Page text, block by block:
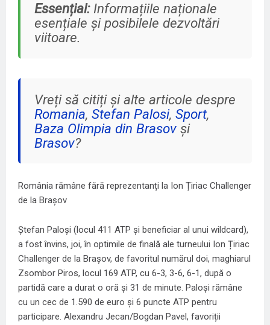
Essențial:Informațiile naționale
esențiale și posibilele dezvoltări
viitoare.
Vreți să citiți și alte articole despre
Romania, Stefan Palosi, Sport,
Baza Olimpia din Brasovși
Brasov?
România rămâne fără reprezentanți la Ion Țiriac Challenger
de la Brașov
Ștefan Paloși (locul 411 ATP și beneficiar al unui wildcard),
a fost învins, joi, în optimile de finală ale turneului Ion Țiriac
Challenger de la Brașov, de favoritul numărul doi, maghiarul
Zsombor Piros, locul 169 ATP, cu 6-3, 3-6, 6-1, după o
partidă care a durat o oră și 31 de minute. Paloși rămâne
cu un cec de 1.590 de euro și 6 puncte ATP pentru
participare. Alexandru Jecan/Bogdan Pavel, favoriții